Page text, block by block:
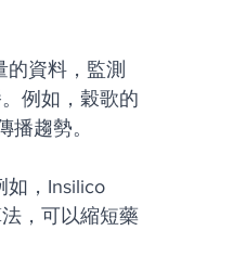
資料，監測
例如，穀歌的
趨勢。
如，Insilico
，可以縮短藥